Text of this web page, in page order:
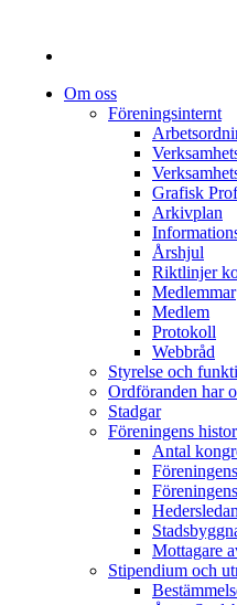
Om oss
Föreningsinternt
Grafisk
Arkivplan
Årshjul
Riktlinjer
Medlemmar
Medlem
Protokoll
Webbråd
Styrelse och
Ordföranden har
Stadgar
Föreningens
Antal
Mottagare
Stipendium och